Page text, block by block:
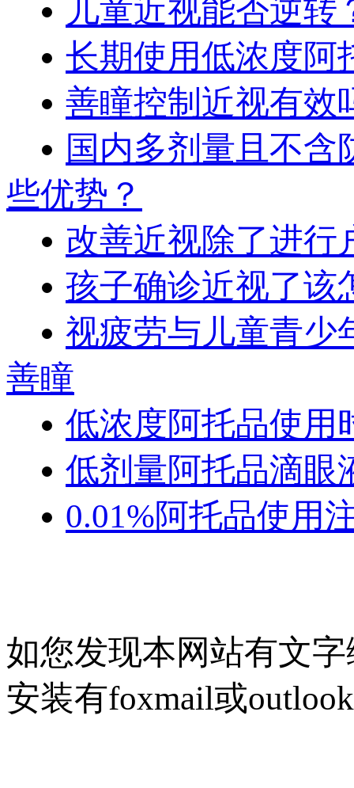
儿童近视能否逆
长期使用低浓度阿
善瞳控制近视有效
国内多剂量且不
些优势？
改善近视除了进行
孩子确诊近视了该
视疲劳与儿童青少
善瞳
低浓度阿托品使用
低剂量阿托品滴眼
0.01%阿托品使用
如您发现本网站有文
安装有foxmail或